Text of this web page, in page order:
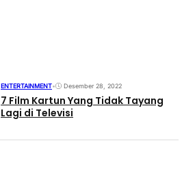
ENTERTAINMENT• Desember 28, 2022
7 Film Kartun Yang Tidak Tayang
Lagi di Televisi